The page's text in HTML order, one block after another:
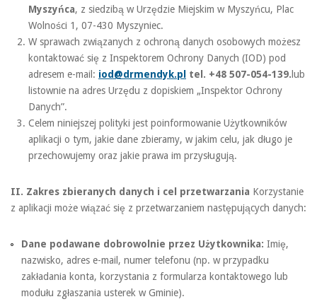
Myszyńca, z siedzibą w Urzędzie Miejskim w Myszyńcu, Plac
Wolności 1, 07-430 Myszyniec.
W sprawach związanych z ochroną danych osobowych możesz
kontaktować się z Inspektorem Ochrony Danych (IOD) pod
adresem e-mail: iod@drmendyk.pl tel. +48 507-054-139. lub
listownie na adres Urzędu z dopiskiem „Inspektor Ochrony
Danych”.
Celem niniejszej polityki jest poinformowanie Użytkowników
aplikacji o tym, jakie dane zbieramy, w jakim celu, jak długo je
przechowujemy oraz jakie prawa im przysługują.
II. Zakres zbieranych danych i cel przetwarzania Korzystanie
z aplikacji może wiązać się z przetwarzaniem następujących danych:
Dane podawane dobrowolnie przez Użytkownika: Imię,
nazwisko, adres e-mail, numer telefonu (np. w przypadku
zakładania konta, korzystania z formularza kontaktowego lub
modułu zgłaszania usterek w Gminie).